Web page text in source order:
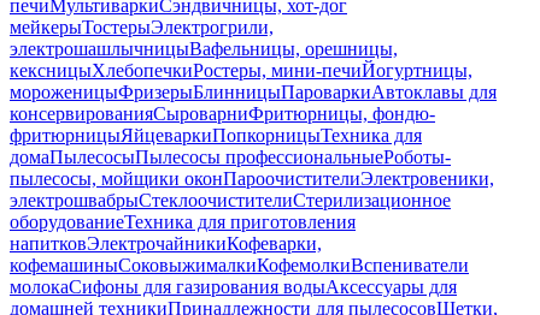
печиМультиваркиСэндвичницы, хот-дог
мейкерыТостерыЭлектрогрили,
электрошашлычницыВафельницы, орешницы,
кексницыХлебопечкиРостеры, мини-печиЙогуртницы,
мороженицыФризерыБлинницыПароваркиАвтоклавы для
консервированияСыроварниФритюрницы, фондю-
фритюрницыЯйцеваркиПопкорницыТехника для
домаПылесосыПылесосы профессиональныеРоботы-
пылесосы, мойщики оконПароочистителиЭлектровеники,
электрошвабрыСтеклоочистителиСтерилизационное
оборудованиеТехника для приготовления
напитковЭлектрочайникиКофеварки,
кофемашиныСоковыжималкиКофемолкиВспениватели
молокаСифоны для газирования водыАксессуары для
домашней техникиПринадлежности для пылесосовЩетки,